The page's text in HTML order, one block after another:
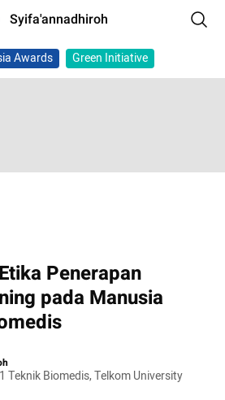
Syifa'annadhiroh
Awards Green Initiative
Penerapan
pada Manusia
Teknik Biomedis, Telkom University